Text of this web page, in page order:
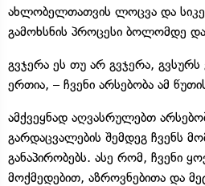
ახლობელთათვის ლოცვა და
გამოხსნის პროცესი ბოლომდე
გვჯერა ეს თუ არ გვჯერა,
ერთია, – ჩვენი არსებობა ამ
ამქვეყნად აღვასრულებთ
გარდაცვალების შემდეგ ჩვენს
განაპირობებს. ასე რომ, ჩვენი
მოქმედებით, აზროვნებითა და